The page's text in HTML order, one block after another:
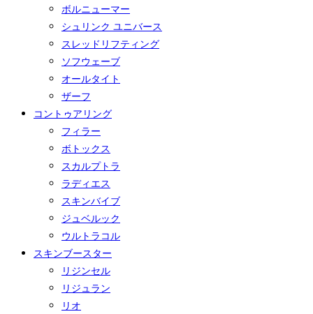
ボルニューマー
シュリンク ユニバース
スレッドリフティング
ソフウェーブ
オールタイト
ザーフ
コントゥアリング
フィラー
ボトックス
スカルプトラ
ラディエス
スキンバイブ
ジュベルック
ウルトラコル
スキンブースター
リジンセル
リジュラン
リオ